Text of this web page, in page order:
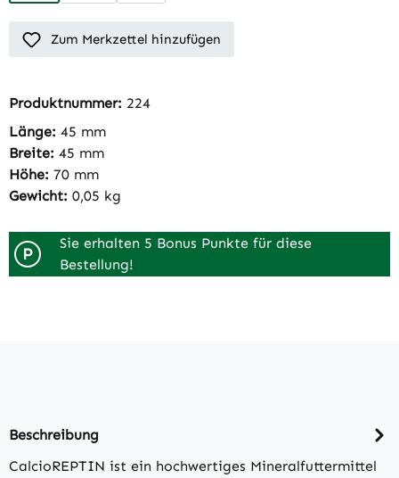
Zum Merkzettel hinzufügen
Produktnummer: 224
Länge: 45 mm
Breite: 45 mm
Höhe: 70 mm
Gewicht: 0,05 kg
P
Sie erhalten 5 Bonus Punkte für diese
Bestellung!
Beschreibung
CalcioREPTIN ist ein hochwertiges Mineralfuttermittel